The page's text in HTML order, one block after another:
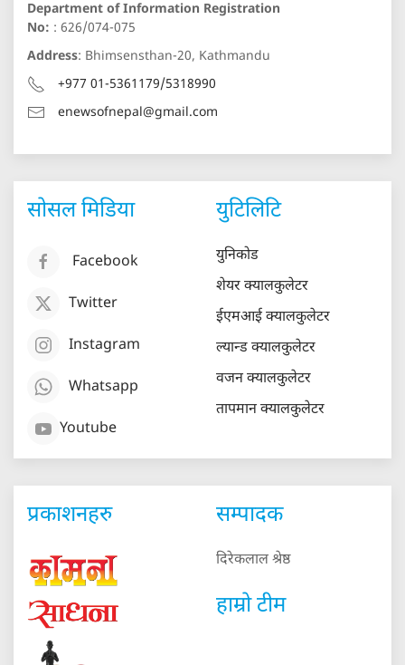
Department of Information Registration
No: : 626/074-075
Address: Bhimsensthan-20, Kathmandu
+977 01-5361179/5318990
enewsofnepal@gmail.com
सोसल मिडिया
Facebook
Twitter
Instagram
Whatsapp
Youtube
युटिलिटि
युनिकोड
शेयर क्यालकुलेटर
ईएमआई क्यालकुलेटर
ल्यान्ड क्यालकुलेटर
वजन क्यालकुलेटर
तापमान क्यालकुलेटर
प्रकाशनहरु सम्पादक
दिरेकलाल श्रेष्ठ
हाम्रो टीम